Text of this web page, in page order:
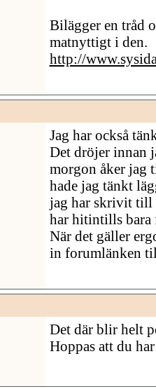
Bilägger en tråd
matnyttigt i den.
http://
Jag har också
Det dröjer innan
morgon åker jag
hade jag tänkt
jag har skrivit till
har hitintills bara
När det gäller
in forumlänken
Det där blir helt
Hoppas att du